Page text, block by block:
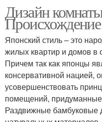
Дизайн
Японский стиль – это
жилых квартир и домов в
Причем так как японцы
консервативной нацией,
усовершенствовать
помещений, придуманные
Раздвижные бамбуковые